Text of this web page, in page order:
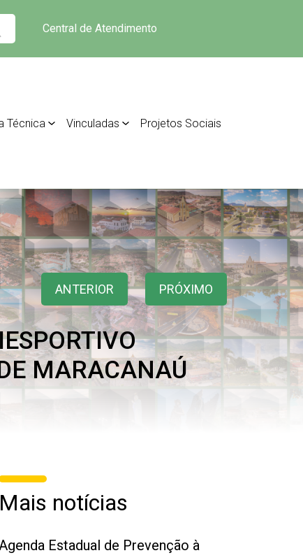
Central de Atendimento
Técnica Vinculadas Projetos Sociais
ANTERIOR PRÓXIMO
MARACANAÚ
Mais notícias
Estadual de Prevenção à